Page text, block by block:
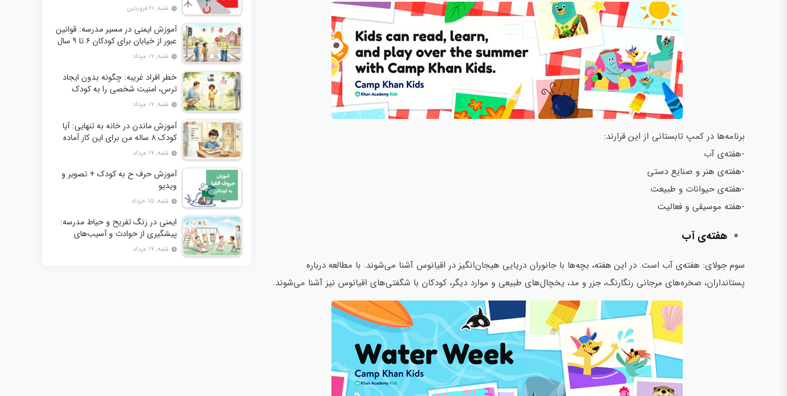
برنامه‌ها در کمپ تابستانی از این قرارند:
-هفته‌ی آب
-هفته‌ی هنر و صنایع دستی
-هفته‌ی حیوانات و طبیعت
-هفته موسیقی و فعالیت
هفته‌ی آب
سوم جولای: هفته‌ی آب است. در این هفته، بچه‌ها با جانوران دریایی هیجان‌انگیز در اقیانوس آشنا می‌شوند. با مطالعه درباره
پستانداران، صخره‌های مرجانی رنگارنگ، جزر و مد، یخچال‌های طبیعی و موارد دیگر، کودکان با شگفتی‌های اقیانوس نیز آشنا می‌شوند.
شنبه, ۲۱ فروردین
آموزش ایمنی در مسیر مدرسه: قوانین
عبور از خیابان برای کودکان ۶ تا ۹ سال
شنبه, ۱۷ مرداد
خطر افراد غریبه: چگونه بدون ایجاد
ترس، امنیت شخصی را به کودک
دبستانی بیاموزیم؟
شنبه, ۱۷ مرداد
آموزش ماندن در خانه به تنهایی: آیا
کودک ۸ ساله من برای این کار آماده
است؟
شنبه, ۱۷ مرداد
آموزش حرف ح به کودک + تصویر و
ویدیو
شنبه, ۱۵ خرداد
ایمنی در زنگ تفریح و حیاط مدرسه:
پیشگیری از حوادث و آسیب‌های
فیزیکی
شنبه, ۱۷ مرداد